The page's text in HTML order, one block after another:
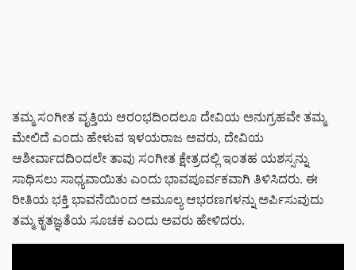
ತಮ್ಮ ಸಂಗೀತ ವೃತ್ತಿಯ ಆರಂಭದಿಂದಲೂ ದೇವಿಯ ಅನುಗ್ರಹವೇ ತಮ್ಮ
ಮೇಲಿದೆ ಎಂದು ಹೇಳುವ ಇಳಯರಾಜ ಅವರು, ದೇವಿಯ
ಆಶೀರ್ವಾದದಿಂದಲೇ ತಾವು ಸಂಗೀತ ಕ್ಷೇತ್ರದಲ್ಲಿ ಇಂತಹ ಯಶಸ್ಸನ್ನು
ಸಾಧಿಸಲು ಸಾಧ್ಯವಾಯಿತು ಎಂದು ಭಾವಪೂರ್ವಕವಾಗಿ ತಿಳಿಸಿದರು. ಈ
ರೀತಿಯ ಭಕ್ತಿ ಭಾವನೆಯಿಂದ ಅಮೂಲ್ಯ ಆಭರಣಗಳನ್ನು ಅರ್ಪಿಸುವುದು
ತಮ್ಮ ಕೃತಜ್ಞತೆಯ ಸೂಚಕ ಎಂದು ಅವರು ಹೇಳಿದರು.